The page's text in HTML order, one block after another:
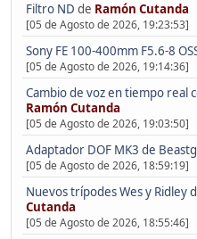
Filtro ND de Ramón Cutanda
[05 de Agosto de 2026, 19:23:53]
Sony FE 100-400mm F5.6-8
[05 de Agosto de 2026, 19:14:36]
Cambio de voz en tiempo real
Ramón Cutanda
[05 de Agosto de 2026, 19:03:50]
Adaptador DOF MK3 de
[05 de Agosto de 2026, 18:59:19]
Nuevos trípodes Wes y Ridley
Cutanda
[05 de Agosto de 2026, 18:55:46]